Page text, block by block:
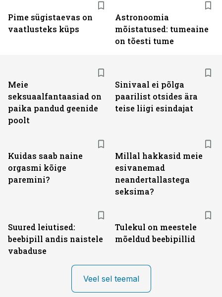
Pime sügistaevas on
vaatlusteks küps
Astronoomia
mõistatused: tumeaine
on tõesti tume
Meie
seksuaalfantaasiad on
paika pandud geenide
poolt
Sinivaal ei põlga
paarilist otsides ära
teise liigi esindajat
Kuidas saab naine
orgasmi kõige
paremini?
Millal hakkasid meie
esivanemad
neandertallastega
seksima?
Suured leiutised:
beebipill andis naistele
vabaduse
Tulekul on meestele
mõeldud beebipillid
Veel sel teemal